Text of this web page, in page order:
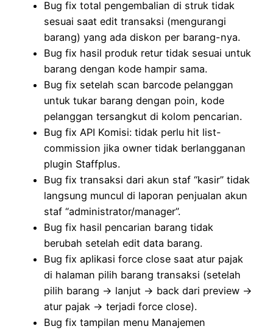
Bug fix total pengembalian di struk tidak
sesuai saat edit transaksi (mengurangi
barang) yang ada diskon per barang-nya.
Bug fix hasil produk retur tidak sesuai untuk
barang dengan kode hampir sama.
Bug fix setelah scan barcode pelanggan
untuk tukar barang dengan poin, kode
pelanggan tersangkut di kolom pencarian.
Bug fix API Komisi: tidak perlu hit list-
commission jika owner tidak berlangganan
plugin Staffplus.
Bug fix transaksi dari akun staf “kasir” tidak
langsung muncul di laporan penjualan akun
staf “administrator/manager”.
Bug fix hasil pencarian barang tidak
berubah setelah edit data barang.
Bug fix aplikasi force close saat atur pajak
di halaman pilih barang transaksi (setelah
pilih barang → lanjut → back dari preview →
atur pajak → terjadi force close).
Bug fix tampilan menu Manajemen